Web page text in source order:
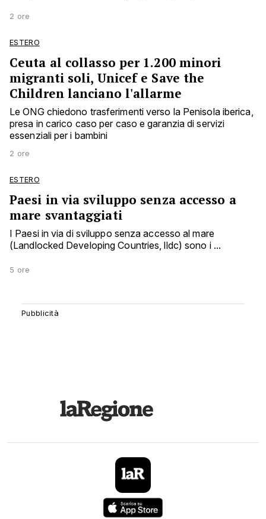
2 ore
ESTERO
Ceuta al collasso per 1.200 minori
migranti soli, Unicef e Save the
Children lanciano l'allarme
Le ONG chiedono trasferimenti verso la Penisola iberica,
presa in carico caso per caso e garanzia di servizi
essenziali per i bambini
2 ore
ESTERO
Paesi in via sviluppo senza accesso a
mare svantaggiati
I Paesi in via di sviluppo senza accesso al mare
(Landlocked Developing Countries, lldc) sono i ...
5 ore